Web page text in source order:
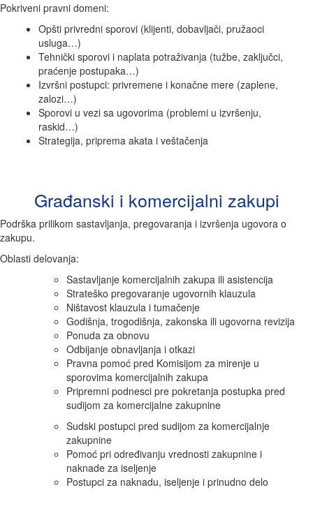
Pokriveni pravni domeni:
Opšti privredni sporovi (klijenti, dobavljači, pružaoci
usluga…)
Tehnički sporovi i naplata potraživanja (tužbe, zaključci,
praćenje postupaka…)
Izvršni postupci: privremene i konačne mere (zaplene,
zalozi…)
Sporovi u vezi sa ugovorima (problemi u izvršenju,
raskid…)
Strategija, priprema akata i veštačenja
Građanski i komercijalni zakupi
Podrška prilikom sastavljanja, pregovaranja i izvršenja ugovora o
zakupu.
Oblasti delovanja:
Sastavljanje komercijalnih zakupa ili asistencija
Strateško pregovaranje ugovornih klauzula
Ništavost klauzula i tumačenje
Godišnja, trogodišnja, zakonska ili ugovorna revizija
Ponuda za obnovu
Odbijanje obnavljanja i otkazi
Pravna pomoć pred Komisijom za mirenje u
sporovima komercijalnih zakupa
Pripremni podnesci pre pokretanja postupka pred
sudijom za komercijalne zakupnine
Sudski postupci pred sudijom za komercijalnje
zakupnine
Pomoć pri određivanju vrednosti zakupnine i
naknade za iseljenje
Postupci za naknadu, iseljenje i prinudno delo